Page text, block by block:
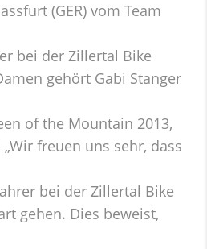
(GER) vom Team
bei der Zillertal Bike
gehört Gabi Stanger
of the Mountain 2013,
freuen uns sehr, dass
bei der Zillertal Bike
gehen. Dies beweist,